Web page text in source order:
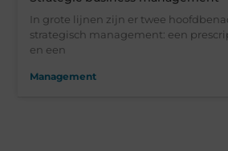
In grote lijnen zijn er twee
strategisch management: een
en een
Management